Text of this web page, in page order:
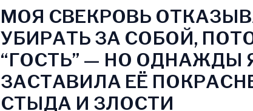
МОЯ СВЕКРОВЬ
УБИРАТЬ ЗА СОБОЙ,
“ГОСТЬ” — НО ОДНАЖДЫ
ЗАСТАВИЛА ЕЁ
СТЫДА И ЗЛОСТИ